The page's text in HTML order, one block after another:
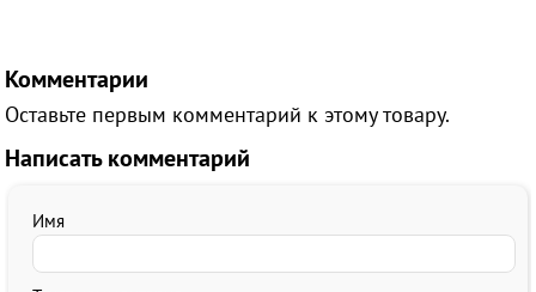
Комментарии
Оставьте первым комментарий к этому товару.
Написать комментарий
Имя